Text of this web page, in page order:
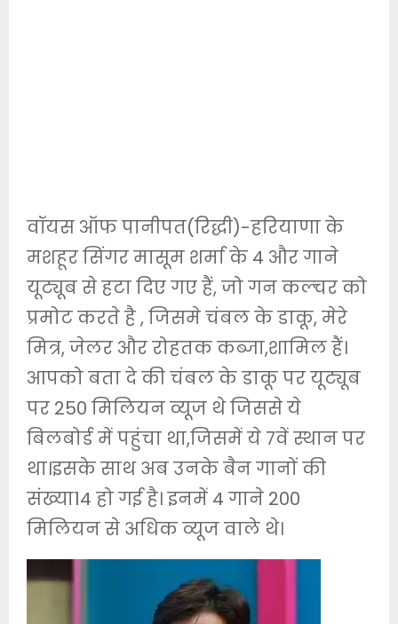
वॉयस ऑफ पानीपत(रिद्धी)-हरियाणा के
मशहूर सिंगर मासूम शर्मा के 4 और गाने
यूट्यूब से हटा दिए गए हैं, जो गन कल्चर को
प्रमोट करते है , जिसमे चंबल के डाकू, मेरे
मित्र, जेलर और रोहतक कब्जा,शामिल हैं।
आपको बता दे की चंबल के डाकू पर यूट्यूब
पर 250 मिलियन व्यूज थे जिससे ये
बिलबोर्ड में पहुंचा था,जिसमें ये 7वें स्थान पर
था।इसके साथ अब उनके बैन गानों की
संख्या14 हो गई है। इनमें 4 गाने 200
मिलियन से अधिक व्यूज वाले थे।